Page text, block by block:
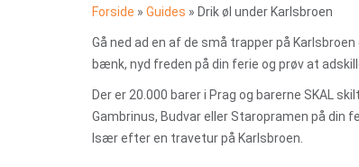
Forside » Guides » Drik øl under Karlsbroen
Gå ned ad en af de små trapper på
bænk, nyd freden på din ferie og prøv at
Der er 20.000 barer i Prag og barerne SKAL
Gambrinus, Budvar eller Staropramen på din
Især efter en travetur på Karlsbroen.